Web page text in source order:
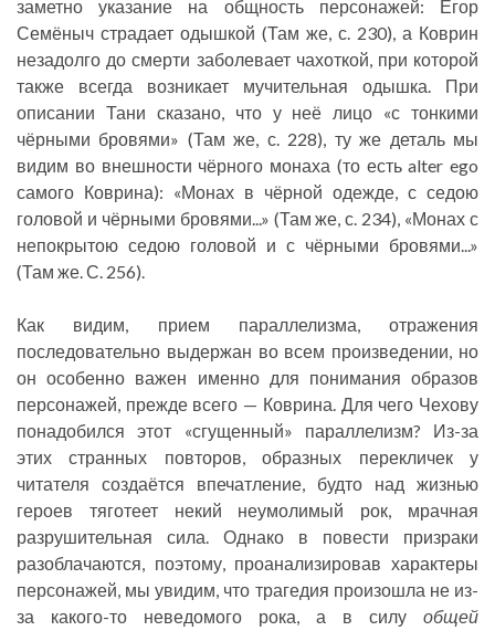
заметно указание на общность персонажей: Егор
Семёныч страдает одышкой (Там же, с. 230), а Коврин
незадолго до смерти заболевает чахоткой, при которой
также всегда возникает мучительная одышка. При
описании Тани сказано, что у неё лицо «с тонкими
чёрными бровями» (Там же, с. 228), ту же деталь мы
видим во внешности чёрного монаха (то есть alter ego
самого Коврина): «Монах в чёрной одежде, с седою
головой и чёрными бровями...» (Там же, с. 234), «Монах с
непокрытою седою головой и с чёрными бровями...»
(Там же. С. 256).
Как видим, прием параллелизма, отражения
последовательно выдержан во всем произведении, но
он особенно важен именно для понимания образов
персонажей, прежде всего — Коврина. Для чего Чехову
понадобился этот «сгущенный» параллелизм? Из-за
этих странных повторов, образных перекличек у
читателя создаётся впечатление, будто над жизнью
героев тяготеет некий неумолимый рок, мрачная
разрушительная сила. Однако в повести призраки
разоблачаются, поэтому, проанализировав характеры
персонажей, мы увидим, что трагедия произошла не из-
за какого-то неведомого рока, а в силу общей